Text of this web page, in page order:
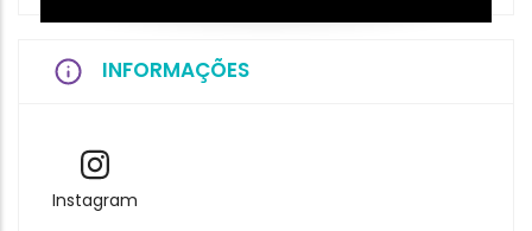
INFORMAÇÕES
Instagram